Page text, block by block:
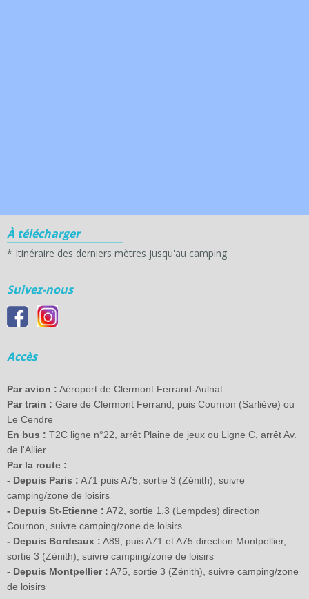
À télécharger
* Itinéraire des derniers mètres jusqu'au camping
Suivez-nous
Accès
Par avion : Aéroport de Clermont Ferrand-Aulnat
Par train : Gare de Clermont Ferrand, puis Cournon (Sarliève) ou
Le Cendre
En bus : T2C ligne n°22, arrêt Plaine de jeux ou Ligne C, arrêt Av.
de l'Allier
Par la route :
- Depuis Paris : A71 puis A75, sortie 3 (Zénith), suivre
camping/zone de loisirs
- Depuis St-Etienne : A72, sortie 1.3 (Lempdes) direction
Cournon, suivre camping/zone de loisirs
- Depuis Bordeaux : A89, puis A71 et A75 direction Montpellier,
sortie 3 (Zénith), suivre camping/zone de loisirs
- Depuis Montpellier : A75, sortie 3 (Zénith), suivre camping/zone
de loisirs